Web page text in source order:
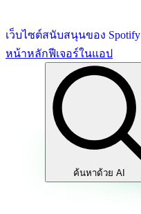
เว็บไซต์สนับสนุนของ Spotify
หน้าหลักฟีเจอร์ในแอป
ค้นหาด้วย AI